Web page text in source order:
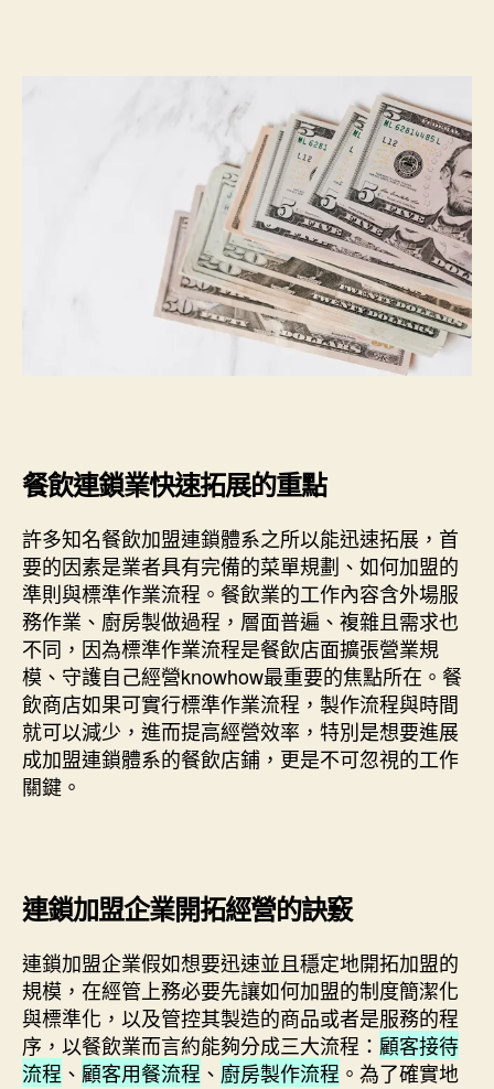
餐飲連鎖業快速拓展的重點
許多知名餐飲加盟連鎖體系之所以能迅速拓展，首
要的因素是業者具有完備的菜單規劃、如何加盟的
準則與標準作業流程。餐飲業的工作內容含外場服
務作業、廚房製做過程，層面普遍、複雜且需求也
不同，因為標準作業流程是餐飲店面擴張營業規
模、守護自己經營knowhow最重要的焦點所在。餐
飲商店如果可實行標準作業流程，製作流程與時間
就可以減少，進而提高經營效率，特別是想要進展
成加盟連鎖體系的餐飲店鋪，更是不可忽視的工作
關鍵。
連鎖加盟企業開拓經營的訣竅
連鎖加盟企業假如想要迅速並且穩定地開拓加盟的
規模，在經管上務必要先讓如何加盟的制度簡潔化
與標準化，以及管控其製造的商品或者是服務的程
序，以餐飲業而言約能夠分成三大流程： 顧客接待
流程 、 顧客用餐流程 、 廚房製作流程 。為了確實地